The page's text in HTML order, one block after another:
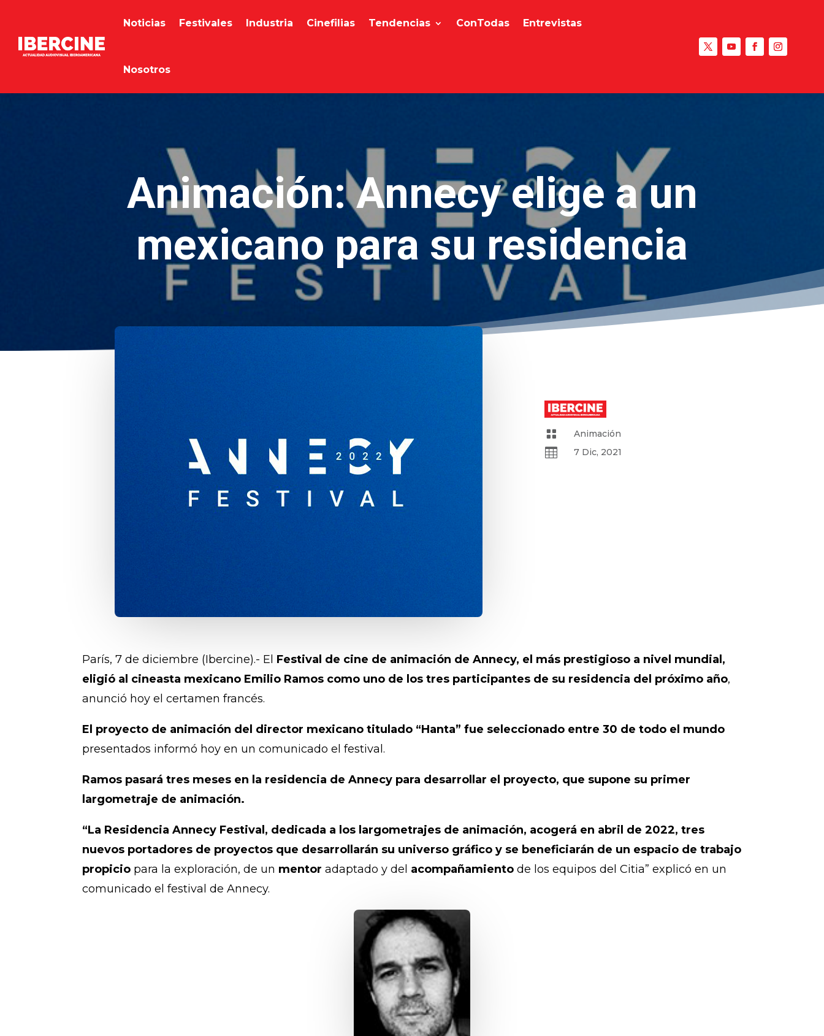
Noticias Festivales Industria Cinefilias Tendencias ConTodas Entrevistas
Nosotros
Animación: Annecy elige a un
mexicano para su residencia
 Animación
 7 Dic, 2021
París, 7 de diciembre (Ibercine).- El Festival de cine de animación de Annecy, el más prestigioso a nivel mundial,
eligió al cineasta mexicano Emilio Ramos como uno de los tres participantes de su residencia del próximo año,
anunció hoy el certamen francés.
El proyecto de animación del director mexicano titulado “Hanta” fue seleccionado entre 30 de todo el mundo
presentados informó hoy en un comunicado el festival.
Ramos pasará tres meses en la residencia de Annecy para desarrollar el proyecto, que supone su primer
largometraje de animación.
“La Residencia Annecy Festival, dedicada a los largometrajes de animación, acogerá en abril de 2022, tres
nuevos portadores de proyectos que desarrollarán su universo gráfico y se beneficiarán de un espacio de trabajo
propicio para la exploración, de un mentor adaptado y del acompañamiento de los equipos del Citia” explicó en un
comunicado el festival de Annecy.